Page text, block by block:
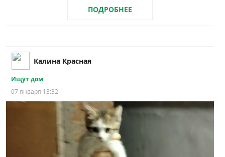
ПОДРОБНЕЕ
Калина Красная
Ищут дом
07 января 13:32